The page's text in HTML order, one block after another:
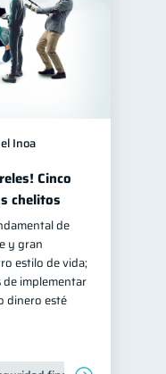
Inoa
Cinco
chelitos
de
y gran
estilo de vida;
implementar
dinero esté